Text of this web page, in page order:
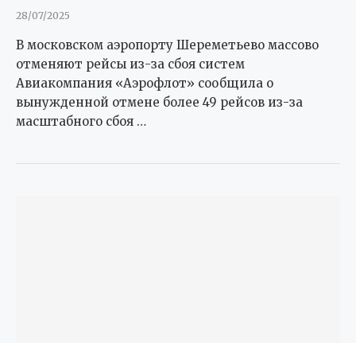
28/07/2025
В московском аэропорту Шереметьево массово
отменяют рейсы из-за сбоя систем
Авиакомпания «Аэрофлот» сообщила о
вынужденной отмене более 49 рейсов из-за
масштабного сбоя …